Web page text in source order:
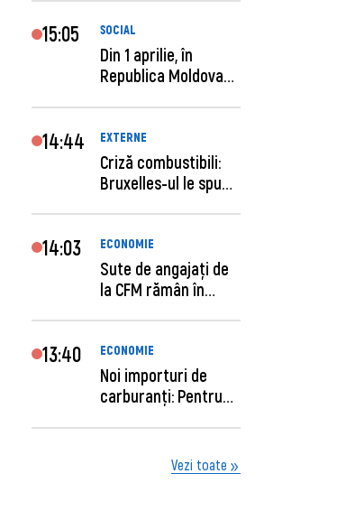
15:05 SOCIAL
Din 1 aprilie, în
Republica Moldova
14:44 EXTERNE
Criză combustibili:
Bruxelles-ul le spune
14:03 ECONOMIE
Sute de angajaţi de
la CFM rămân în
13:40 ECONOMIE
Noi importuri de
carburanți: Pentru
Vezi toate